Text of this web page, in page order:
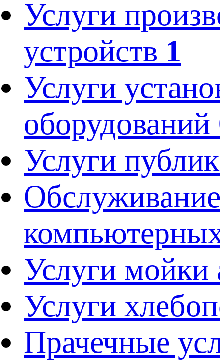
Услуги
устройств 1
Услуги
оборудований
Услуги
Услуги
Услуги
Прачечные